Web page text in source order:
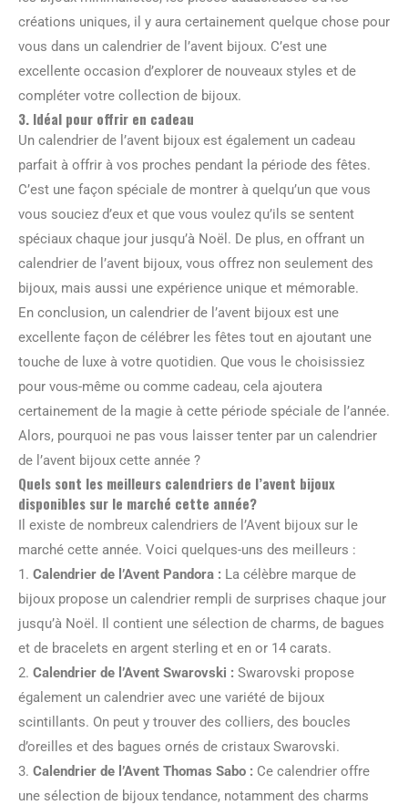
créations uniques, il y aura certainement quelque chose pour
vous dans un calendrier de l’avent bijoux. C’est une
excellente occasion d’explorer de nouveaux styles et de
compléter votre collection de bijoux.
3. Idéal pour offrir en cadeau
Un calendrier de l’avent bijoux est également un cadeau
parfait à offrir à vos proches pendant la période des fêtes.
C’est une façon spéciale de montrer à quelqu’un que vous
vous souciez d’eux et que vous voulez qu’ils se sentent
spéciaux chaque jour jusqu’à Noël. De plus, en offrant un
calendrier de l’avent bijoux, vous offrez non seulement des
bijoux, mais aussi une expérience unique et mémorable.
En conclusion, un calendrier de l’avent bijoux est une
excellente façon de célébrer les fêtes tout en ajoutant une
touche de luxe à votre quotidien. Que vous le choisissiez
pour vous-même ou comme cadeau, cela ajoutera
certainement de la magie à cette période spéciale de l’année.
Alors, pourquoi ne pas vous laisser tenter par un calendrier
de l’avent bijoux cette année ?
Quels sont les meilleurs calendriers de l’avent bijoux
disponibles sur le marché cette année?
Il existe de nombreux calendriers de l’Avent bijoux sur le
marché cette année. Voici quelques-uns des meilleurs :
1. Calendrier de l’Avent Pandora : La célèbre marque de
bijoux propose un calendrier rempli de surprises chaque jour
jusqu’à Noël. Il contient une sélection de charms, de bagues
et de bracelets en argent sterling et en or 14 carats.
2. Calendrier de l’Avent Swarovski : Swarovski propose
également un calendrier avec une variété de bijoux
scintillants. On peut y trouver des colliers, des boucles
d’oreilles et des bagues ornés de cristaux Swarovski.
3. Calendrier de l’Avent Thomas Sabo : Ce calendrier offre
une sélection de bijoux tendance, notamment des charms